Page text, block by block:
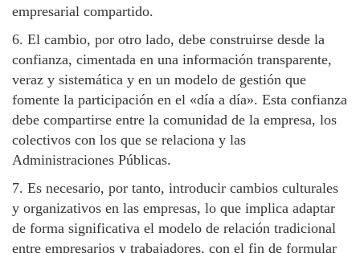
empresarial compartido.
6. El cambio, por otro lado, debe construirse desde la
confianza, cimentada en una información transparente,
veraz y sistemática y en un modelo de gestión que
fomente la participación en el «día a día». Esta confianza
debe compartirse entre la comunidad de la empresa, los
colectivos con los que se relaciona y las
Administraciones Públicas.
7. Es necesario, por tanto, introducir cambios culturales
y organizativos en las empresas, lo que implica adaptar
de forma significativa el modelo de relación tradicional
entre empresarios y trabajadores, con el fin de formular